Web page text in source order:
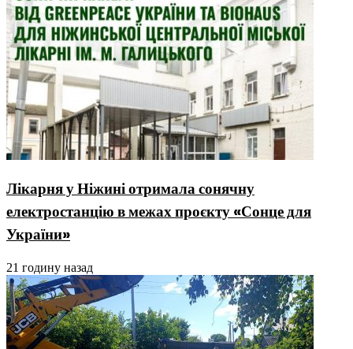
Лікарня у Ніжині отримала сонячну
електростанцію в межах проєкту «Сонце для
України»
21 годину назад